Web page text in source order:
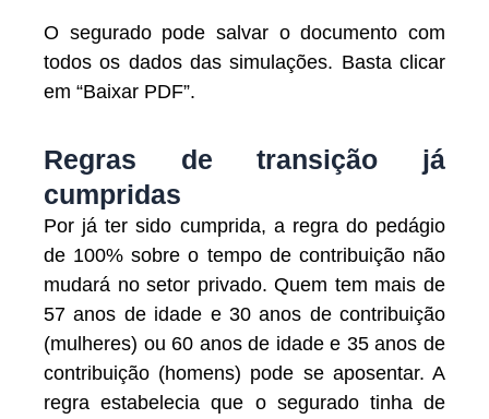
O segurado pode salvar o documento com
todos os dados das simulações. Basta clicar
em “Baixar PDF”.
Regras de transição já
cumpridas
Por já ter sido cumprida, a regra do pedágio
de 100% sobre o tempo de contribuição não
mudará no setor privado. Quem tem mais de
57 anos de idade e 30 anos de contribuição
(mulheres) ou 60 anos de idade e 35 anos de
contribuição (homens) pode se aposentar. A
regra estabelecia que o segurado tinha de